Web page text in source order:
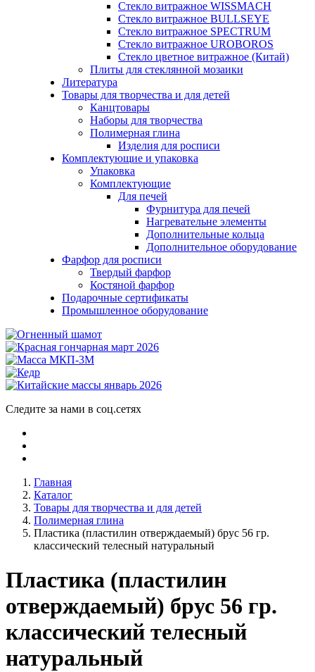
Стекло витражное WISSMACH
Стекло витражное BULLSEYE
Стекло витражное SPECTRUM
Стекло витражное UROBOROS
Стекло цветное витражное (Китай)
Плиты для стеклянной мозаики
Литература
Товары для творчества и для детей
Канцтовары
Наборы для творчества
Полимерная глина
Изделия для росписи
Комплектующие и упаковка
Упаковка
Комплектующие
Для печей
Фурнитура для печей
Нагревательне элементы
Дополнительные кольца
Дополнительное оборудование
Фарфор для росписи
Твердый фарфор
Костяной фарфор
Подарочные сертификаты
Промышленное оборудование
Следите за нами в соц.сетях
Главная
Каталог
Товары для творчества и для детей
Полимерная глина
Пластика (пластилин отверждаемый) брус 56 гр.
классический телесный натуральный
Пластика (пластилин
отверждаемый) брус 56 гр.
классический телесный
натуральный